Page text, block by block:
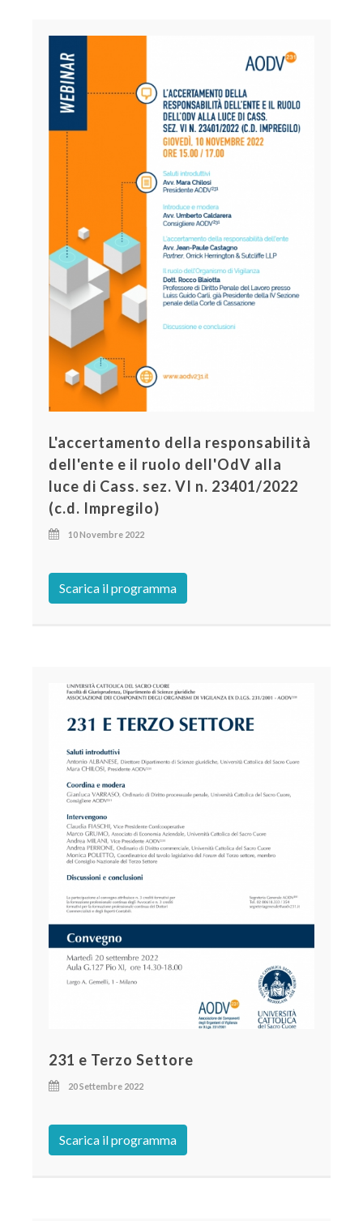
L'accertamento della responsabilità
dell'ente e il ruolo dell'OdV alla
luce di Cass. sez. VI n. 23401/2022
(c.d. Impregilo)
10 Novembre 2022
Scarica il programma
231 e Terzo Settore
20 Settembre 2022
Scarica il programma